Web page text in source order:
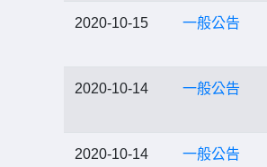
2020-10-15 一般公告
2020-10-14 一般公告
2020-10-14 一般公告